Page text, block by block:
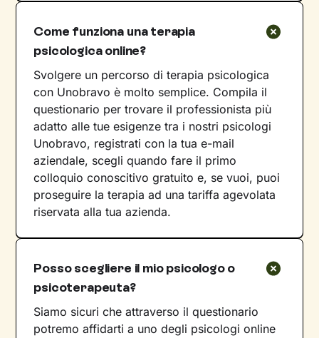
Come funziona una terapia
psicologica online?
Svolgere un percorso di terapia psicologica
con Unobravo è molto semplice. Compila il
questionario per trovare il professionista più
adatto alle tue esigenze tra i nostri psicologi
Unobravo, registrati con la tua e-mail
aziendale, scegli quando fare il primo
colloquio conoscitivo gratuito e, se vuoi, puoi
proseguire la terapia ad una tariffa agevolata
riservata alla tua azienda.
Posso scegliere il mio psicologo o
psicoterapeuta?
Siamo sicuri che attraverso il questionario
potremo affidarti a uno degli psicologi online